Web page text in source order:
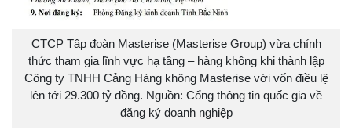
CTCP Tập đoàn Masterise (Masterise Group) vừa chính
thức tham gia lĩnh vực hạ tầng – hàng không khi thành lập
Công ty TNHH Cảng Hàng không Masterise với vốn điều lệ
lên tới 29.300 tỷ đồng. Nguồn: Cổng thông tin quốc gia về
đăng ký doanh nghiệp